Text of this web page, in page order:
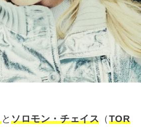
とソロモン・チェイス （TOR